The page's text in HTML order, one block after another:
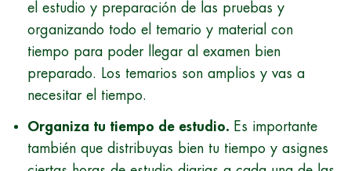
el estudio y preparación de las pruebas y
organizando todo el temario y material con
tiempo para poder llegar al examen bien
preparado. Los temarios son amplios y vas a
necesitar el tiempo.
Organiza tu tiempo de estudio. Es importante
también que distribuyas bien tu tiempo y asignes